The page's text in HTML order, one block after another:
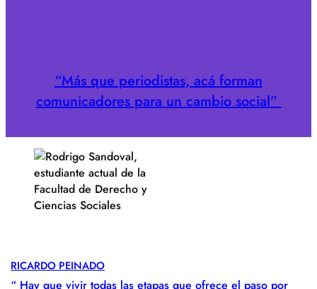
“Más que periodistas, acá forman
comunicadores para un cambiosocial”
RICARDO PEINADO
“ Hay que vivir todas las etapas que ofrece el paso por